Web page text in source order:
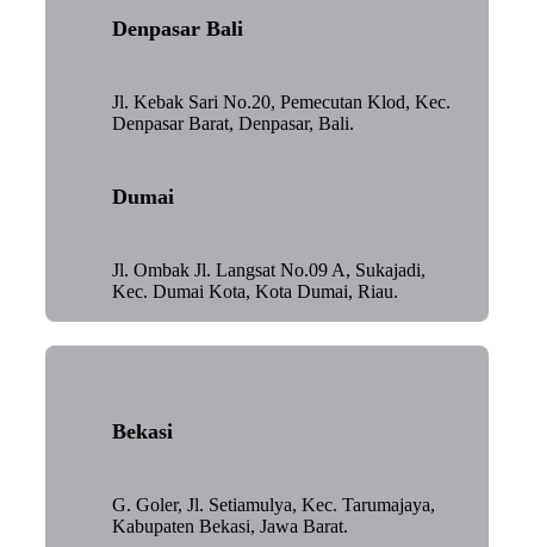
Denpasar Bali
Jl. Kebak Sari No.20, Pemecutan Klod, Kec.
Denpasar Barat, Denpasar, Bali.
Dumai
Jl. Ombak Jl. Langsat No.09 A, Sukajadi,
Kec. Dumai Kota, Kota Dumai, Riau.
Bekasi
G. Goler, Jl. Setiamulya, Kec. Tarumajaya,
Kabupaten Bekasi, Jawa Barat.